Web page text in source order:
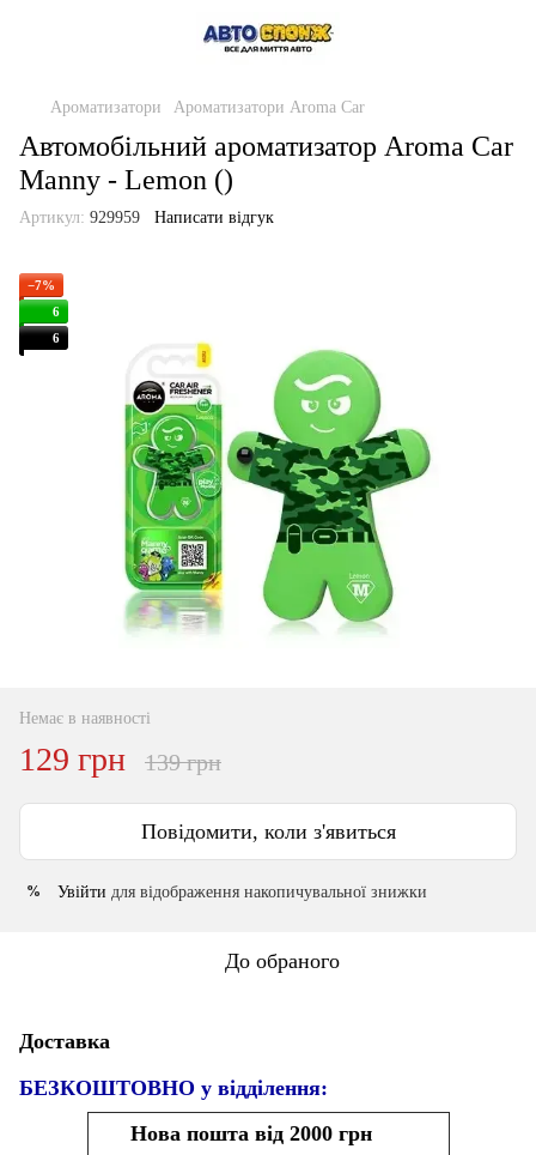
Ароматизатори Ароматизатори Aroma Car
Автомобільний ароматизатор Aroma Car
Manny - Lemon ()
Артикул: 929959 Написати відгук
−7%
6
6
Немає в наявності
129 грн 139 грн
Повідомити, коли з'явиться
% Увійти для відображення накопичувальної знижки
До обраного
Доставка
БЕЗКОШТОВНО у відділення:
Нова пошта від 2000 грн